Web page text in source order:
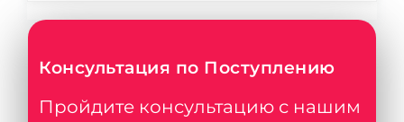
Консультация по Поступлению
Пройдите консультацию с нашим